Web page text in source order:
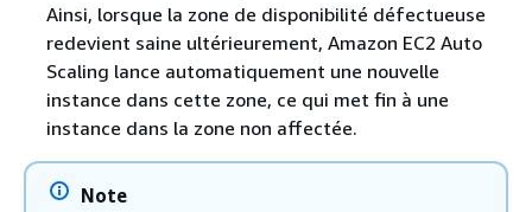
Ainsi, lorsque la zone de disponibilité défectueuse
redevient saine ultérieurement, Amazon EC2 Auto
Scaling lance automatiquement une nouvelle
instance dans cette zone, ce qui met fin à une
instance dans la zone non affectée.
Note